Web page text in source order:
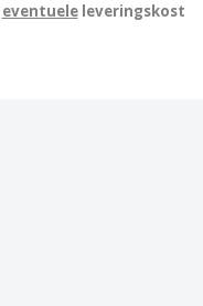
eventueleleveringskost